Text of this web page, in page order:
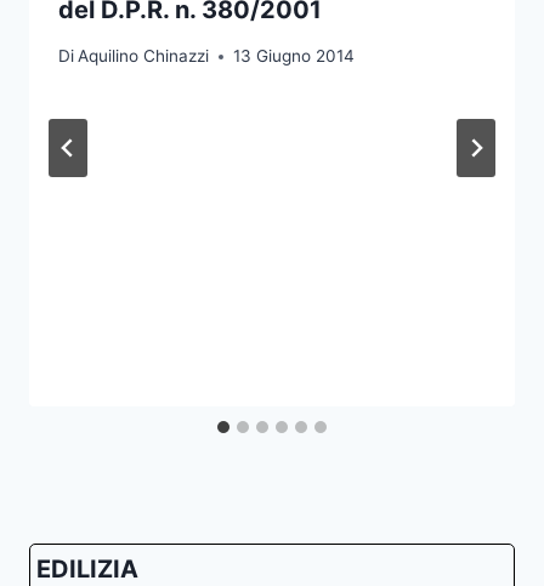
del D.P.R. n. 380/2001
DiAquilino Chinazzi 13 Giugno 2014
EDILIZIA